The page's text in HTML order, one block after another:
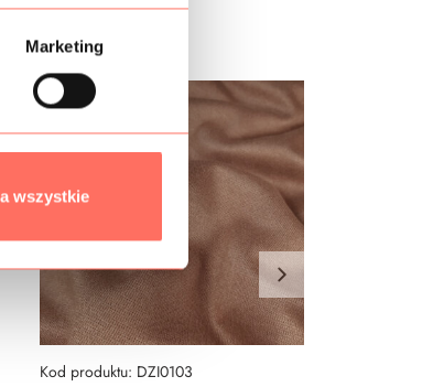
Marketing
wszystkie
Kod produktu: DZI0103